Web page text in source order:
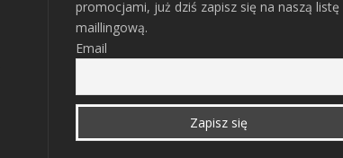
promocjami, już dziś zapisz się na naszą listę
maillingową.
Email